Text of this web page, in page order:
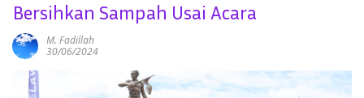
Bersihkan Sampah Usai Acara
M. Fadillah
30/06/2024